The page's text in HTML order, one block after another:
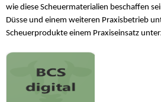
wie diese Scheuermaterialien beschaffen
Düsse und einem weiteren Praxisbetrieb
Scheuerprodukte einem Praxiseinsatz